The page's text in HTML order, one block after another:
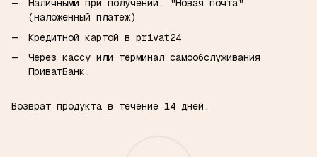
Наличными при получении.
"Новая почта"
(наложенный платеж)
Кредитной картой в privat24
Через кассу или терминал самообслуживания
ПриватБанк.
Возврат продукта в течение 14 дней.